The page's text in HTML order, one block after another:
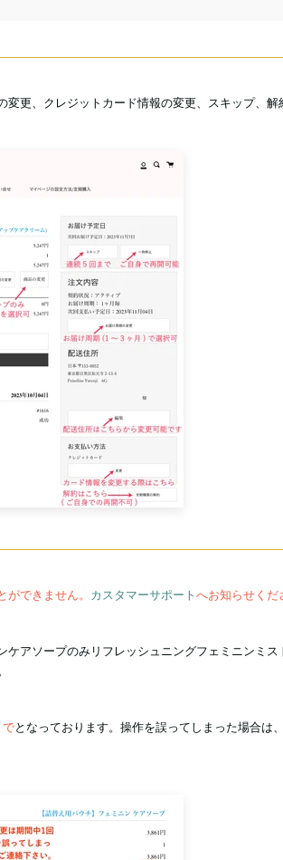
更、クレジットカード情報の変更、スキップ、解
できません。 カスタマーサポートへお知らせくだ
ケアソープのみリフレッシュニングフェミニンミ
となっております。操作を誤ってしまった場合は